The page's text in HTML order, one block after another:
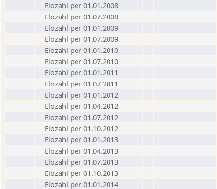
Elozahl per 01.01.2008
Elozahl per 01.07.2008
Elozahl per 01.01.2009
Elozahl per 01.07.2009
Elozahl per 01.01.2010
Elozahl per 01.07.2010
Elozahl per 01.01.2011
Elozahl per 01.07.2011
Elozahl per 01.01.2012
Elozahl per 01.04.2012
Elozahl per 01.07.2012
Elozahl per 01.10.2012
Elozahl per 01.01.2013
Elozahl per 01.04.2013
Elozahl per 01.07.2013
Elozahl per 01.10.2013
Elozahl per 01.01.2014